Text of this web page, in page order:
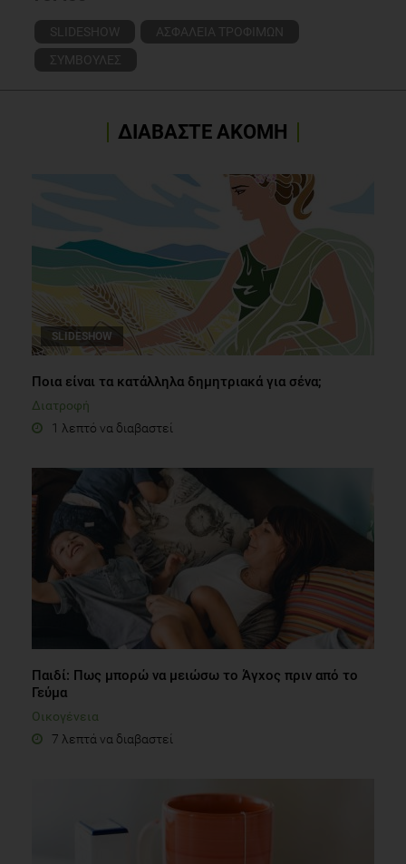
SLIDESHOW
ΑΣΦΑΛΕΙΑ ΤΡΟΦΙΜΩΝ
ΣΥΜΒΟΥΛΕΣ
ΔΙΑΒΑΣΤΕ ΑΚΟΜΗ
SLIDESHOW
Ποια είναι τα κατάλληλα δημητριακά για σένα;
Διατροφή
1 λεπτό να διαβαστεί
Παιδί: Πως μπορώ να μειώσω το Άγχος πριν από το
Γεύμα
Οικογένεια
7 λεπτά να διαβαστεί